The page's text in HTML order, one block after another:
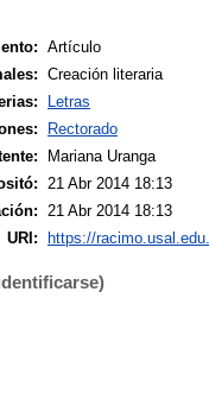
Artículo
Creación literaria
Letras
Rectorado
Mariana Uranga
21 Abr 2014 18:13
21 Abr 2014 18:13
URI:
https://